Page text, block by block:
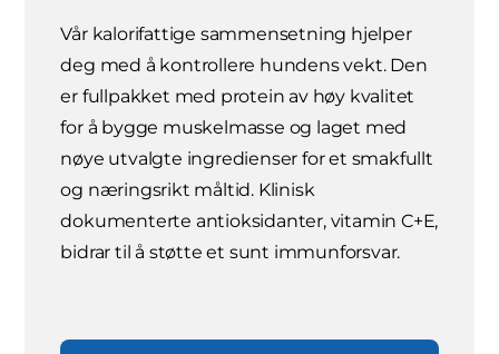
Vår kalorifattige sammensetning hjelper
deg med å kontrollere hundens vekt. Den
er fullpakket med protein av høy kvalitet
for å bygge muskelmasse og laget med
nøye utvalgte ingredienser for et smakfullt
og næringsrikt måltid. Klinisk
dokumenterte antioksidanter, vitamin C+E,
bidrar til å støtte et sunt immunforsvar.